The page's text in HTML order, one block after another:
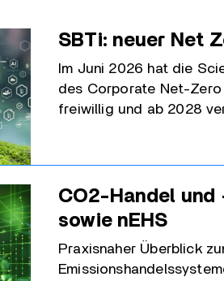
SBTi: neuer Net
Im Juni 2026 hat die
des Corporate Net-
freiwillig und ab 2028
CO2-Handel und
sowie nEHS
Praxisnaher Überblick